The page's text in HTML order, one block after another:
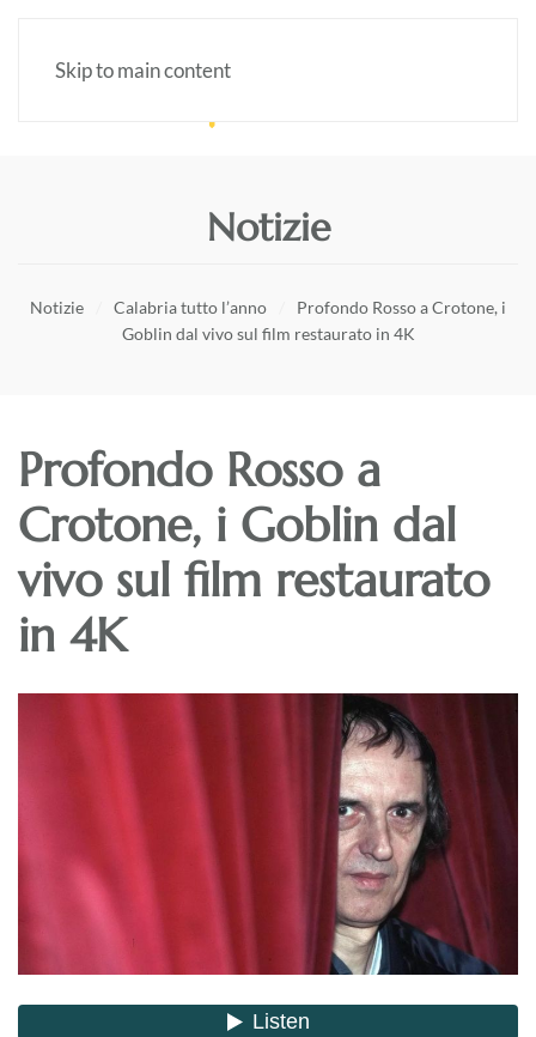
Skip to main content
Notizie
Notizie Calabria tutto l’anno
Profondo Rosso a Crotone, i
Goblin dal vivo sul film restaurato in 4K
Profondo Rosso a
Crotone, i Goblin dal
vivo sul film restaurato
in 4K